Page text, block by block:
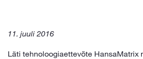
11. juuli 2016
Läti tehnoloogiaettevõte HansaMatrix